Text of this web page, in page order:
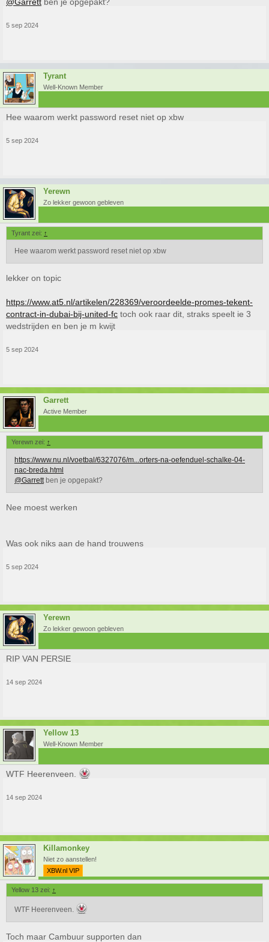
5 sep 2024
Tyrant
Well-Known Member
Hee waarom werkt password reset niet op xbw
5 sep 2024
Yerewn
Zo lekker gewoon gebleven
Tyrant zei: ↑
Hee waarom werkt password reset niet op xbw
lekker on topic
https://www.at5.nl/artikelen/228369/veroordeelde-promes-tekent-
contract-in-dubai-bij-united-fc toch ook raar dit, straks speelt ie 3
wedstrijden en ben je m kwijt
5 sep 2024
Garrett
Active Member
Yerewn zei: ↑
https://www.nu.nl/voetbal/6327076/m...orters-na-oefenduel-schalke-04-
nac-breda.html
@Garrettben je opgepakt?
Nee moest werken
Was ook niks aan de hand trouwens
5 sep 2024
Yerewn
Zo lekker gewoon gebleven
RIP VAN PERSIE
14 sep 2024
Yellow 13
Well-Known Member
WTF Heerenveen.
14 sep 2024
Killamonkey
Niet zo aanstellen!
XBW.nl VIP
Yellow 13 zei: ↑
WTF Heerenveen.
Toch maar Cambuur supporten dan